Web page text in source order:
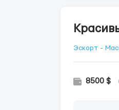
Эскорт -
8500 $